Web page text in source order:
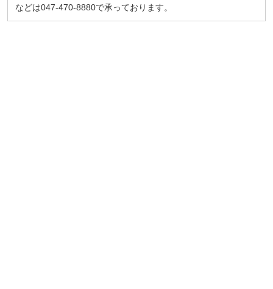
などは047-470-8880で承っております。